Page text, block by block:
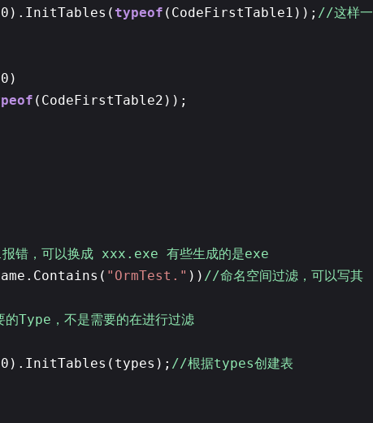
typeof (CodeFirstTable1)); //这样一
(CodeFirstTable2));
，可以换成 xxx.exe 有些生成的是exe
"OrmTest." )) //命名空间过滤，可以写其
Type，不是需要的在进行过滤
//根据types创建表